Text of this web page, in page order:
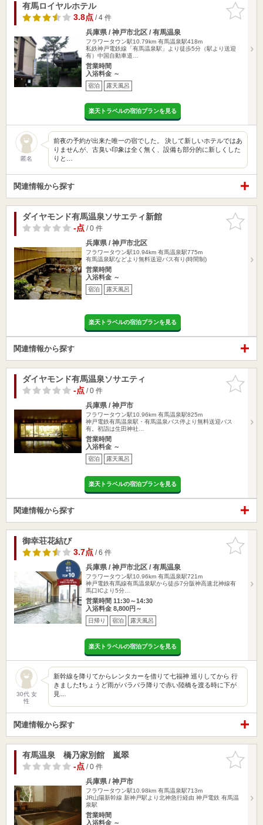
お気に入
りに追加
有馬ロイヤルホテル
3.8点/ 4 件
兵庫県 / 神戸市北区 / 有馬温泉
フラワータウン駅10.79km 有馬温泉駅418m
私鉄神戸電鉄線「有馬温泉駅」より徒歩5分（駅より送迎
有）中国自動車道…
営業時間
入浴料金 ～
宿泊 露天風呂
楽天トラベルの宿泊プランを見る
匿名
前夜の予約が出来た唯一の宿でした。 決して新しいホテルではあ
りませんが、古臭い印象は全く無く、設備も部分的に新しくした
りと…
関連情報から探す
お気に入
りに追加
ダイヤモンド有馬温泉ソサエティ新館
-点/ 0 件
兵庫県 / 神戸市北区
フラワータウン駅10.94km 有馬温泉駅775m
有馬温泉駅などより無料送迎バス有り(時間制)
営業時間
入浴料金 ～
宿泊 露天風呂
楽天トラベルの宿泊プランを見る
関連情報から探す
お気に入
りに追加
ダイヤモンド有馬温泉ソサエティ
-点/ 0 件
兵庫県 / 神戸市
フラワータウン駅10.96km 有馬温泉駅825m
神戸電鉄有馬温泉駅・有馬温泉バス停より無料送迎バス
有。初詣は生田神社…
営業時間
入浴料金 ～
宿泊 露天風呂
楽天トラベルの宿泊プランを見る
関連情報から探す
お気に入
りに追加
御幸荘花結び
3.7点/ 6 件
兵庫県 / 神戸市北区 / 有馬温泉
フラワータウン駅10.96km 有馬温泉駅721m
神戸電鉄有馬線有馬温泉駅から徒歩7分阪神高速北神線有
馬口ICより5分…
営業時間 11:30～14:30
入浴料金 8,800円～
日帰り 宿泊 露天風呂
楽天トラベルの宿泊プランを見る
30代 女
性
新幹線を降りてからレンタカーを借りて七福神 巡りしてから 行
きました❗️ちょうど雨がパラパラ降りで赤い陸橋を渡る時に下が
見…
関連情報から探す
お気に入
りに追加
有馬温泉 橋乃家別館 嵐翠
-点/ 0 件
兵庫県 / 神戸市
フラワータウン駅10.98km 有馬温泉駅713m
JR山陽新幹線 新神戸駅より北神急行経由 神戸電鉄 有馬温
泉駅
営業時間
入浴料金 ～